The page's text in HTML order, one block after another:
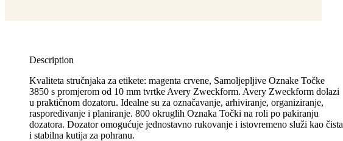
Description
Kvaliteta stručnjaka za etikete: magenta crvene, Samoljepljive Oznake Točke
3850 s promjerom od 10 mm tvrtke Avery Zweckform. Avery Zweckform dolazi
u praktičnom dozatoru. Idealne su za označavanje, arhiviranje, organiziranje,
raspoređivanje i planiranje. 800 okruglih Oznaka Točki na roli po pakiranju
dozatora. Dozator omogućuje jednostavno rukovanje i istovremeno služi kao čista
i stabilna kutija za pohranu.